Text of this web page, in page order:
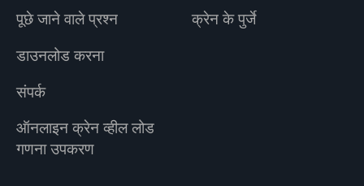
पूछे जाने वाले प्रश्न
डाउनलोड करना
संपर्क
ऑनलाइन क्रेन व्हील लोड
गणना उपकरण
क्रेन के पुर्जे